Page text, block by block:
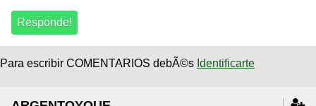
Para escribir COMENTARIOS debÃ©s Identificarte